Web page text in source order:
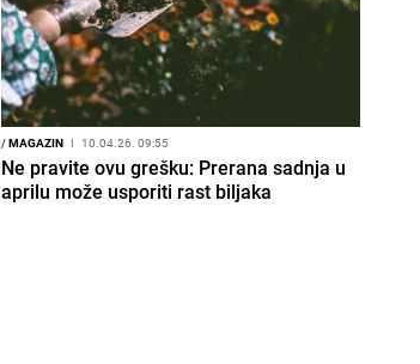
/MAGAZIN I 10.04.26. 09:55
Ne pravite ovu grešku: Prerana sadnja u
aprilu može usporiti rast biljaka